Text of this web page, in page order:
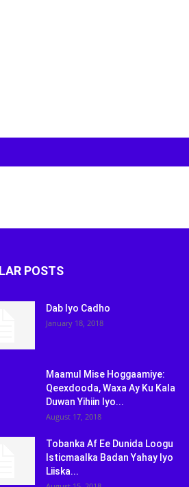
POSTS
Dab Iyo Cadho
January 18, 2018
Maamul Mise Hoggaamiye:
Qeexdooda, Waxa Ay Ku Kala
Duwan Yihiin Iyo...
August 17, 2018
Tobanka Af Ee Dunida Loogu
Isticmaalka Badan Yahay Iyo
Liiska...